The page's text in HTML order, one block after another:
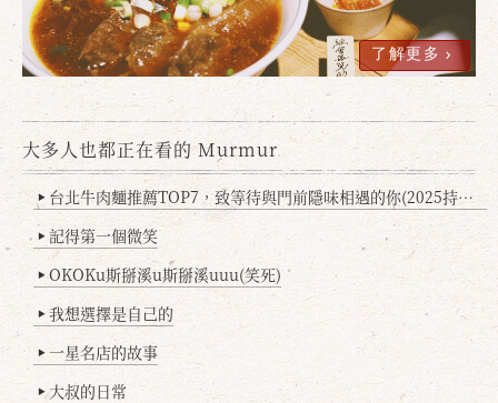
了解更多
大多人也都正在看的 Murmur
▶ 台北牛肉麵推薦TOP7，致等待與門前隱味相遇的你(2025持續更新
▶ 記得第一個微笑
▶ OKOKu斯掰溪u斯掰溪uuu(笑死)
▶ 我想選擇是自己的
▶ 一星名店的故事
▶ 大叔的日常
確定